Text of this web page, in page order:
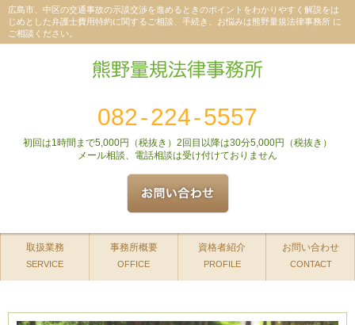
広島市、中区の交通事故の示談交渉を進めるときのポイントをわかりやすく解説をは
じめとした弁護士費用特約に関するご相談、手続き、お悩みは熊野量規法律事務所 に
ご相談ください。
082-224-5557
初回は1時間まで5,000円（税抜き）2回目以降は30分5,000円（税抜き）
メール相談、電話相談は受け付けておりません
取扱業務
SERVICE
事務所概要
OFFICE
資格者紹介
PROFILE
お問い合わせ
CONTACT